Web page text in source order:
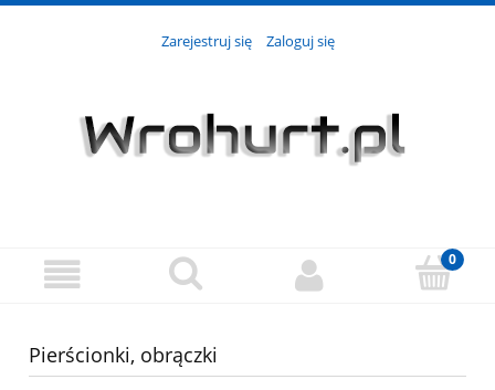
Zarejestruj się Zaloguj się
Pierścionki, obrączki